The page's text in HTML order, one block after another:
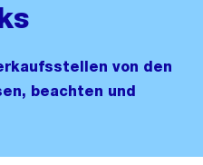
von den
beachten und